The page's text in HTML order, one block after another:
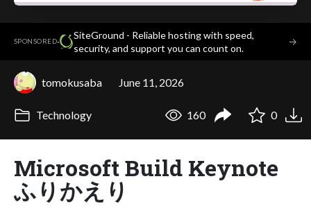
SPONSORED·
SiteGround - Reliable hosting with speed,
security, and support you can count on.
→
tomokusaba June 11, 2026
Technology 160 0
Microsoft Build Keynote
ふりかえり